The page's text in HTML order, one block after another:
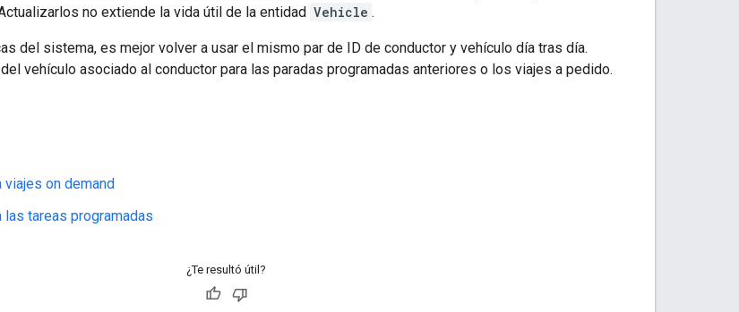
no extiende la vida útil de la entidad Vehicle .
del sistema, es mejor volver a usar el mismo par de ID de conductor y vehículo día tras día.
del vehículo asociado al conductor para las paradas programadas anteriores o los viajes a pedido.
viajes on demand
las tareas programadas
¿Te resultó útil?